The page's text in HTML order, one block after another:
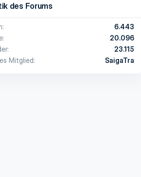
des Forums
6.443
20.096
23.115
Mitglied
SaigaTra